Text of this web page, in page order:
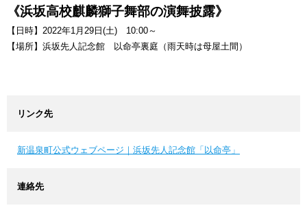
《浜坂高校麒麟獅子舞部の演舞披露》
【日時】2022年1月29日(土) 10:00～
【場所】浜坂先人記念館 以命亭裏庭（雨天時は母屋土間）
リンク先
新温泉町公式ウェブページ｜浜坂先人記念館「以命亭」
連絡先